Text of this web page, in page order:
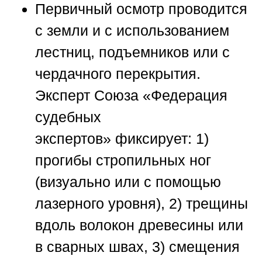
Первичный осмотр проводится
с земли и с использованием
лестниц, подъемников или с
чердачного перекрытия.
Эксперт Союза «Федерация
судебных
экспертов» фиксирует: 1)
прогибы стропильных ног
(визуально или с помощью
лазерного уровня), 2) трещины
вдоль волокон древесины или
в сварных швах, 3) смещения